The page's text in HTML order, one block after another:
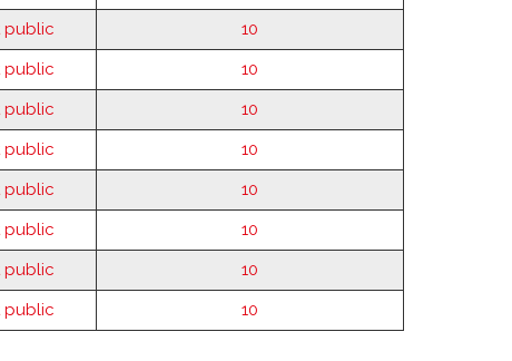
public
10
public
10
public
10
public
10
public
10
public
10
public
10
public 10